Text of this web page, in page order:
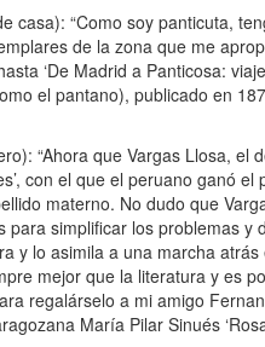
casa): “Como soy panticuta,
de la zona que me
‘De Madrid a Panticosa:
el pantano), publicado en
“Ahora que Vargas Llosa, el
con el que el peruano ganó
materno. No dudo que
para simplificar los problemas
y lo asimila a una marcha
mejor que la literatura y es
regalárselo a mi amigo
María Pilar Sinués